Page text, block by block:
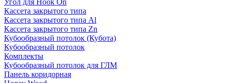
Угол для Hook On
Кассета закрытого типа
Кассета закрытого типа Al
Кассета закрытого типа Zn
Кубообразный потолок (Кубота)
Кубообразный потолок
Комплекты
Кубообразный потолок для ГЛМ
Панель коридорная